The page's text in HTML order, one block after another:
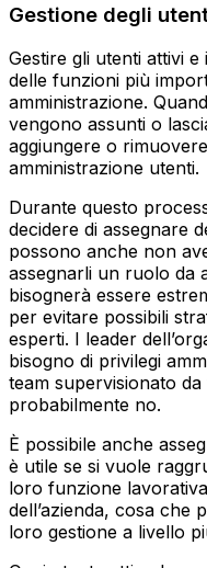
Gestione degli
Gestire gli utenti attivi
delle funzioni più
amministrazione.
vengono assunti o
aggiungere o
amministrazione utenti.
Durante questo
decidere di assegnare
possono anche non
assegnarli un ruolo da
bisognerà essere
per evitare possibili
esperti. I leader
bisogno di privilegi
team supervisionato
probabilmente no.
È possibile anche
è utile se si vuole
loro funzione
dell’azienda, cosa che
loro gestione a livello